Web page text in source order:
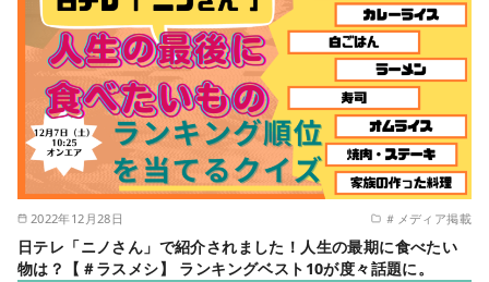
2022年12月28日 ＃メディア掲載
日テレ「ニノさん」で紹介されました！人生の最期に食べたい
物は？【＃ラスメシ】 ランキングベスト10が度々話題に。